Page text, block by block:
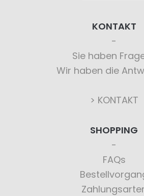
KONTAKT
Sie haben
Wir haben die
> KONTAKT
SHOPPING
FAQs